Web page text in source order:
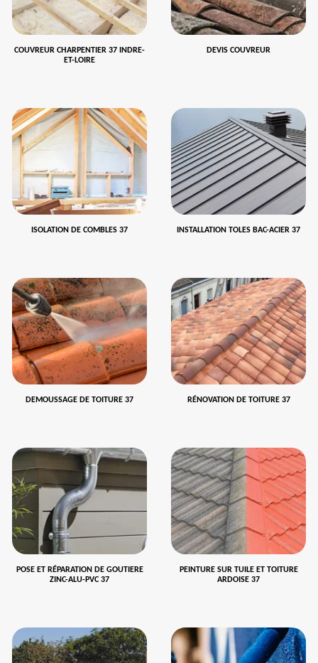
COUVREUR CHARPENTIER 37 INDRE-
ET-LOIRE
DEVIS COUVREUR
ISOLATION DE COMBLES 37 INSTALLATION TOLES BAC-ACIER 37
DEMOUSSAGE DE TOITURE 37 RÉNOVATION DE TOITURE 37
POSE ET RÉPARATION DE GOUTIERE
ZINC-ALU-PVC 37
PEINTURE SUR TUILE ET TOITURE
ARDOISE 37